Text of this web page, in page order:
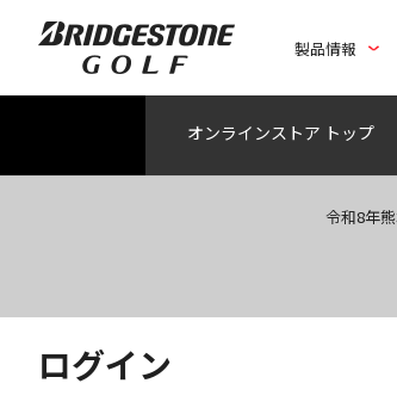
製品情報
オンラインストア トップ
令和8年
ログイン